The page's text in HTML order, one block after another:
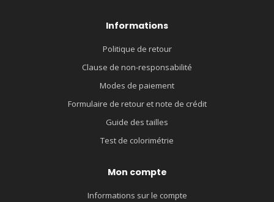
Informations
Politique de retour
Clause de non-responsabilité
Modes de paiement
Formulaire de retour et note de crédit
Guide des tailles
Test de colorimétrie
Mon compte
Informations sur le compte